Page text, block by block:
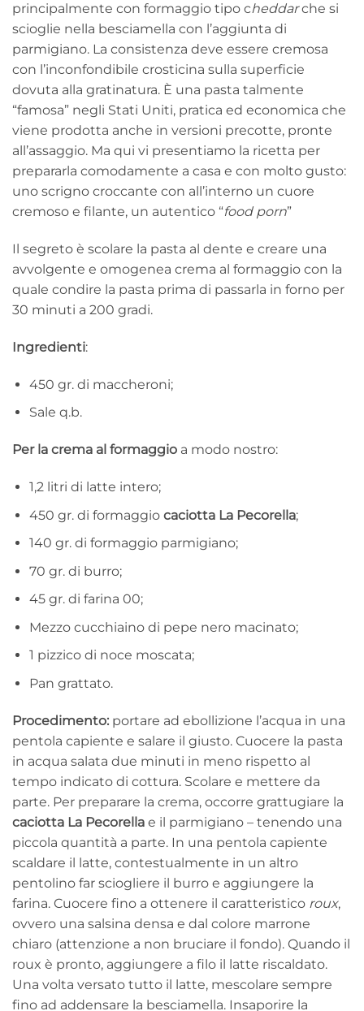
principalmente con formaggio tipo cheddarche si
scioglie nella besciamella con l’aggiunta di
parmigiano. La consistenza deve essere cremosa
con l’inconfondibile crosticina sulla superficie
dovuta alla gratinatura. È una pasta talmente
“famosa” negli Stati Uniti, pratica ed economica che
viene prodotta anche in versioni precotte, pronte
all’assaggio. Ma qui vi presentiamo la ricetta per
prepararla comodamente a casa e con molto gusto:
uno scrigno croccante con all’interno un cuore
cremoso e filante, un autentico “food porn”
Il segreto è scolare la pasta al dente e creare una
avvolgente e omogenea crema al formaggio con la
quale condire la pasta prima di passarla in forno per
30 minuti a 200 gradi.
Ingredienti:
450 gr. di maccheroni;
Sale q.b.
Per la crema al formaggio a modo nostro:
1,2 litri di latte intero;
450 gr. di formaggio caciotta La Pecorella;
140 gr. di formaggio parmigiano;
70 gr. di burro;
45 gr. di farina 00;
Mezzo cucchiaino di pepe nero macinato;
1 pizzico di noce moscata;
Pan grattato.
Procedimento: portare ad ebollizione l’acqua in una
pentola capiente e salare il giusto. Cuocere la pasta
in acqua salata due minuti in meno rispetto al
tempo indicato di cottura. Scolare e mettere da
parte. Per preparare la crema, occorre grattugiare la
caciotta La Pecorella e il parmigiano – tenendo una
piccola quantità a parte. In una pentola capiente
scaldare il latte, contestualmente in un altro
pentolino far sciogliere il burro e aggiungere la
farina. Cuocere fino a ottenere il caratteristico roux,
ovvero una salsina densa e dal colore marrone
chiaro (attenzione a non bruciare il fondo). Quando il
roux è pronto, aggiungere a filo il latte riscaldato.
Una volta versato tutto il latte, mescolare sempre
fino ad addensare la besciamella. Insaporire la